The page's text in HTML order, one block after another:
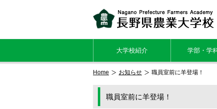
大学校紹介 学部・学
Home お知らせ 職員室前に羊登場！
職員室前に羊登場！